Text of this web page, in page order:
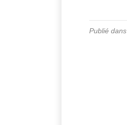
Publié dans